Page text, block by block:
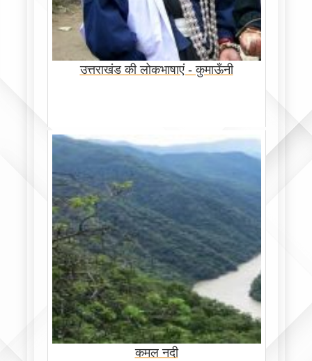
उत्तराखंड की लोकभाषाएं - कुमाऊँनी
कमल नदी